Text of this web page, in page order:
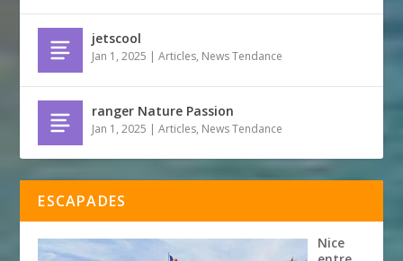
jetscool
Jan 1, 2025 |Articles, News Tendance
ranger Nature Passion
Jan 1, 2025 |Articles, News Tendance
ESCAPADES
Nice